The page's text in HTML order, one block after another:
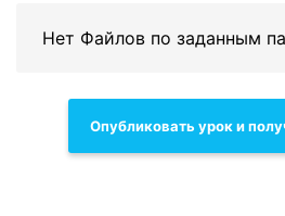
Нет Файлов по заданным
Опубликовать урок и